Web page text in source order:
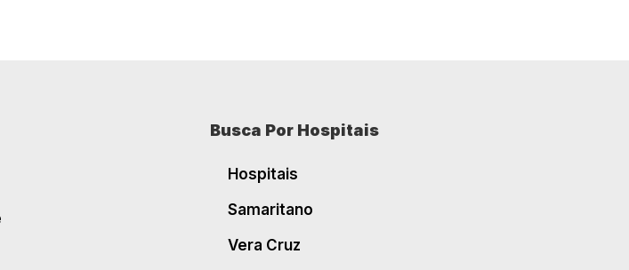
Busca Por Hospitais
Hospitais
Samaritano
Vera Cruz